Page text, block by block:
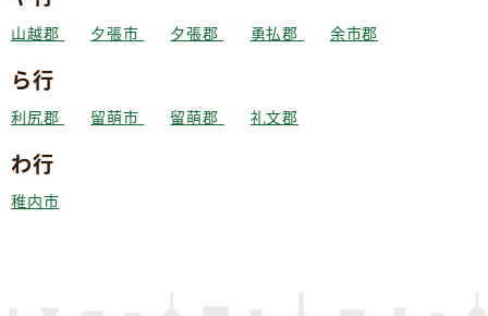
山越郡 夕張市 夕張郡 勇払郡 余市郡
ら行
利尻郡 留萌市 留萌郡 礼文郡
わ行
稚内市